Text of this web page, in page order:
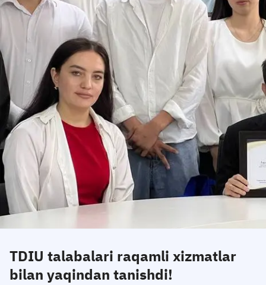
TDIU talabalari raqamli xizmatlar
bilan yaqindan tanishdi!